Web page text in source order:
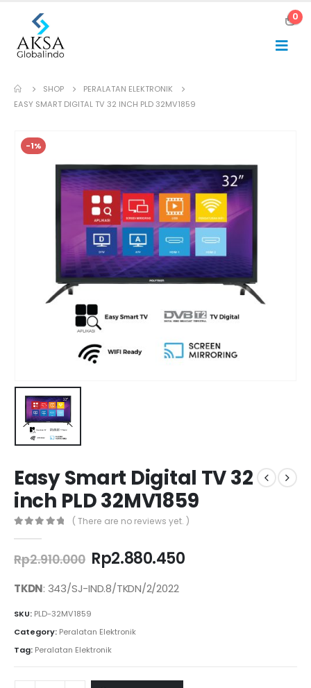
0
SHOP
PERALATAN ELEKTRONIK
EASY SMART DIGITAL TV 32 INCH PLD 32MV1859
-1%
Easy Smart Digital TV 32
inch PLD 32MV1859
( There are no reviews yet. )
Rp2.910.000 Original
price
was:
Rp2.880.450Current
TKDN: 343/SJ-IND.8/TKDN/2/2022
SKU: PLD-32MV1859
Category: Peralatan Elektronik
Tag: Peralatan Elektronik